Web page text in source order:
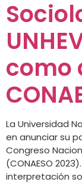
como
La Universidad
en anunciar su
Congreso
(CONAESO
interpretación